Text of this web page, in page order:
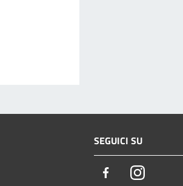
SEGUICI SU
FacebookInstagram